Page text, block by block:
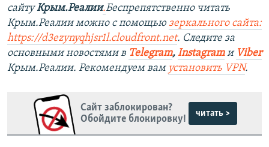
сайтуКрым.Реалии.Беспрепятственно читать
Крым.Реалии можно с помощью зеркального сайта:
https://d3ezynyqhjsr1l.cloudfront.net. Следите за
основными новостями в Telegram, Instagramи Viber
Крым.Реалии. Рекомендуем вам установить VPN.
Сайт заблокирован?
Обойдите блокировку!
читать >